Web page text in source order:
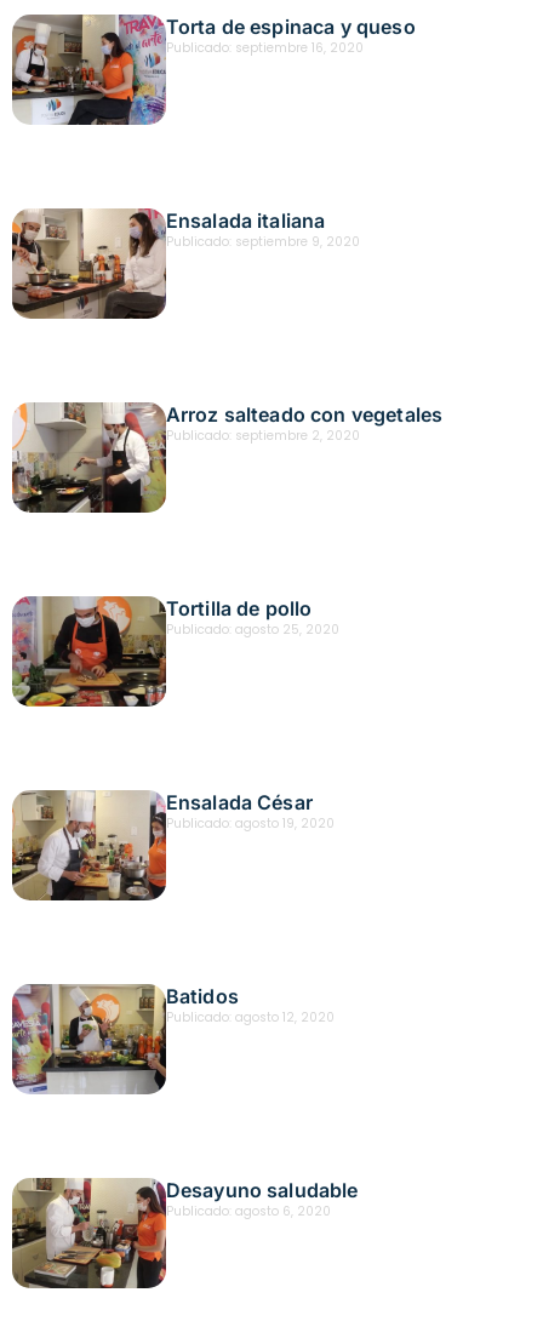
Torta de espinaca y queso
Publicado: septiembre 16, 2020
Ensalada italiana
Publicado: septiembre 9, 2020
Arroz salteado con vegetales
Publicado: septiembre 2, 2020
Tortilla de pollo
Publicado: agosto 25, 2020
Ensalada César
Publicado: agosto 19, 2020
Batidos
Publicado: agosto 12, 2020
Desayuno saludable
Publicado: agosto 6, 2020